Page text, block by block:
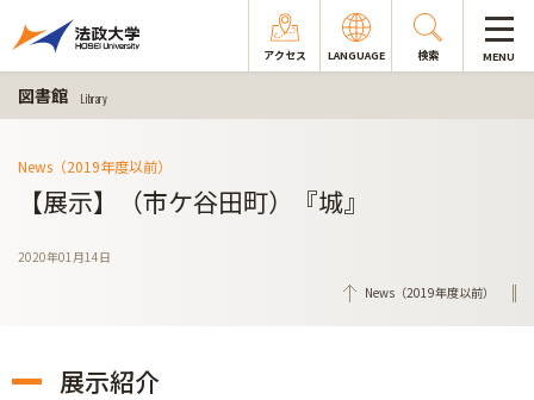
アクセス LANGUAGE 検索 MENU
図書館 Library
News（2019年度以前）
【展示】（市ケ谷田町）『城』
2020年01月14日
News（2019年度以前）
展示紹介